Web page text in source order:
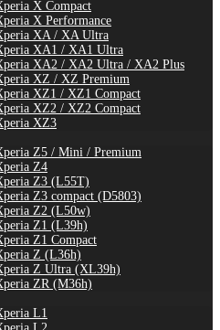
X Compact
X Performance
XA / XA Ultra
XA1 / XA1 Ultra
XA2 / XA2 Ultra / XA2 Plus
XZ / XZ Premium
XZ1 / XZ1 Compact
XZ2 / XZ2 Compact
XZ3
Z5 / Mini / Premium
Z4
Z3 (L55T)
Z3 compact (D5803)
Z2 (L50w)
Z1 (L39h)
Z1 Compact
Z (L36h)
Z Ultra (XL39h)
ZR (M36h)
L1